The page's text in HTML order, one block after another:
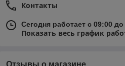
Контакты
Сегодня работает с 09:00 до
Показать весь график